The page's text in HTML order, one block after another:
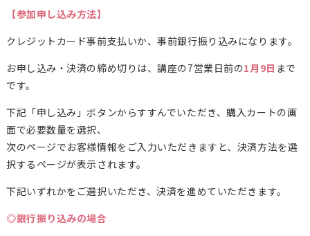
【参加申し込み方法】
クレジットカード事前支払いか、事前銀行振り込みになります。
お申し込み・決済の締め切りは、講座の7営業日前の1月9日 まで
です。
下記「申し込み」ボタンからすすんでいただき、購入カートの画
面で必要数量を選択、
次のページでお客様情報をご入力いただきますと、決済方法を選
択するページが表示されます。
下記いずれかをご選択いただき、決済を進めていただきます。
◎銀行振り込みの場合